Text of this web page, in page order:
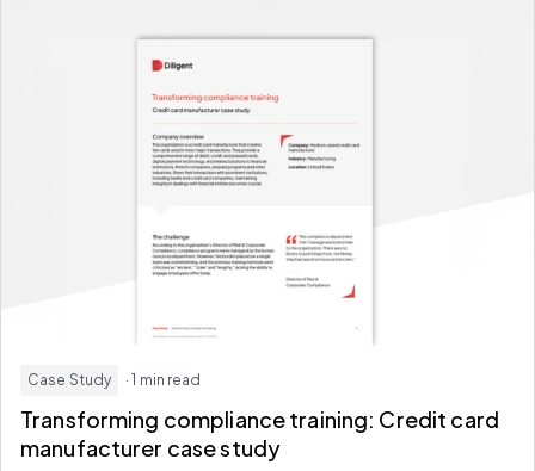
Case Study · 1 min read
Transforming compliance training: Credit card
manufacturer case study